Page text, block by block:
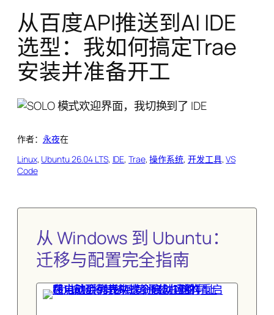
从百度API推送到AI IDE
选型：我如何搞定Trae
安装并准备开工
作者： 永夜在
Linux, Ubuntu 26.04 LTS, IDE, Trae, 操作系统, 开发工具, VS
Code
从 Windows 到 Ubuntu：
迁移与配置完全指南